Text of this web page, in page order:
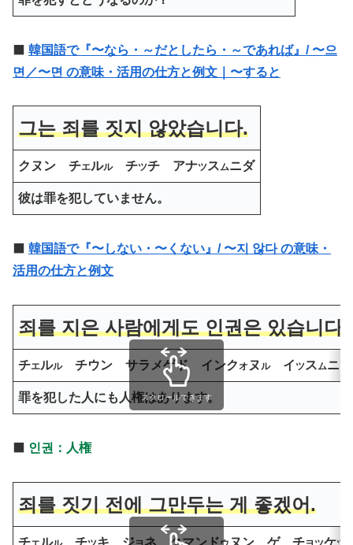
韓国語で『〜なら・～だとしたら・～であれば』/ 〜으
면／〜면 の意味・活用の仕方と例文｜〜すると
그는 죄를 짓지 않았습니다.
クヌン チエルルチツチ アナツスムニダ
彼は罪を犯していません。
韓国語で『〜しない・〜くない』/ 〜지 않다 の意味・
活用の仕方と例文
죄를 지은 사람에게도 인권은 있습니다.
チエルルチウン サラメゲド インクオ ヌルイツスムニダ
罪を犯した人にも人権はあります。
スクロールできます
인권：人権
죄를 짓기 전에 그만두는 게 좋겠어.
チ ル チ キ ジ ネ クマンド ヌン ゲ チ ケ